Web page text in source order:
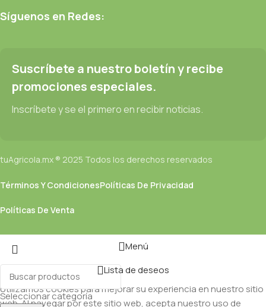
Síguenos en Redes:
Suscríbete a nuestro boletín y recibe
promociones especiales.
Inscríbete y se el primero en recibir noticias.
tuAgricola.mx ® 2025 Todos los derechos reservados
Términos Y CondicionesPolíticas De Privacidad
Políticas De Venta
Seleccionar categoría
Menú
Lista de deseos
Utilizamos cookies para mejorar su experiencia en nuestro sitio
web. Al navegar por este sitio web, acepta nuestro uso de